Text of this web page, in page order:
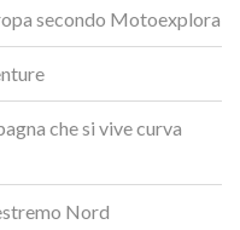
secondo Motoexplora
che si vive curva
Nord